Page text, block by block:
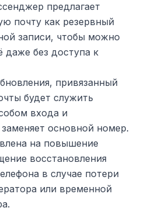
предлагает
почту как резервный
записи, чтобы можно
даже без доступа к
привязанный
будет служить
входа и
основной номер.
на повышение
восстановления
в случае потери
или временной